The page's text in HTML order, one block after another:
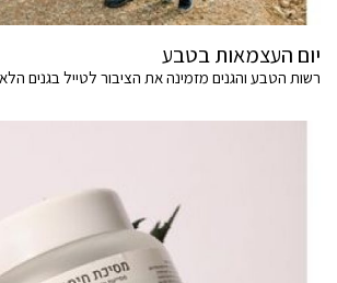
יום העצמאות בטבע
רשות הטבע והגנים מזמינה את הציבור לטייל בגנים